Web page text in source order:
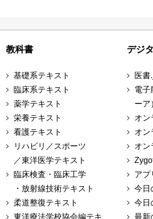
教科書
基礎系テキスト
臨床系テキスト
薬学テキスト
栄養テキスト
看護テキスト
リハビリ／スポーツ
／東洋医学テキスト
臨床検査・臨床工学
・放射線技術テキスト
柔道整復テキスト
東洋療法学校協会編テキ
デジ
医書
電子
ーア
オン
オン
オン
アプ
今日
今日
最新